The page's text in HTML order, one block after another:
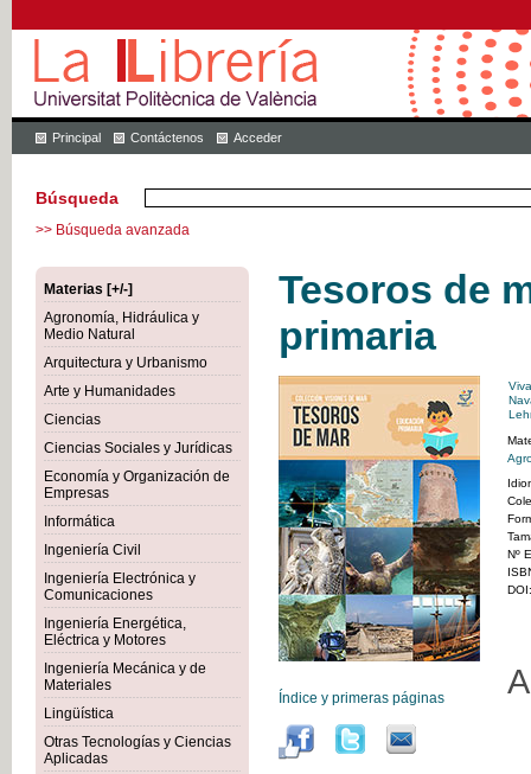
Principal Contáctenos Acceder
Búsqueda
>> Búsqueda avanzada
Materias [+/-]
Agronomía, Hidráulica y
Medio Natural
Arquitectura y Urbanismo
Arte y Humanidades
Ciencias
Ciencias Sociales y Jurídicas
Economía y Organización de
Empresas
Informática
Ingeniería Civil
Ingeniería Electrónica y
Comunicaciones
Ingeniería Energética,
Eléctrica y Motores
Ingeniería Mecánica y de
Materiales
Lingüística
Otras Tecnologías y Ciencias
Aplicadas
Tesoros de
primaria
Índice y primeras páginas
Nº